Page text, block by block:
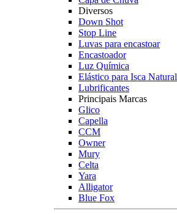
Diversos
Down Shot
Stop Line
Luvas para encastoar
Encastoador
Luz Química
Elástico para Isca Natural
Lubrificantes
Principais Marcas
Glico
Capella
CCM
Owner
Mury
Celta
Yara
Alligator
Blue Fox